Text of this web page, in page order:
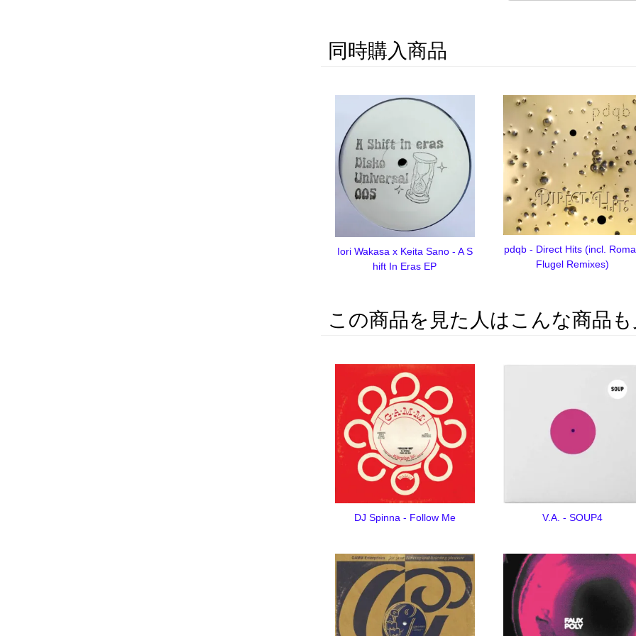
同時購入商品
Iori Wakasa x Keita Sano - A S
hift In Eras EP
pdqb - Direct Hits (incl.
Flugel Remixes)
この商品を見た人はこんな商品
DJ Spinna - Follow Me V.A. - SOUP4